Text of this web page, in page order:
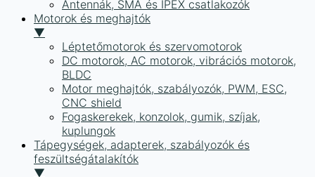
Antennák, SMA és IPEX csatlakozók
Motorok és meghajtók
▼
Léptetőmotorok és szervomotorok
DC motorok, AC motorok, vibrációs motorok,
BLDC
Motor meghajtók, szabályozók, PWM, ESC,
CNC shield
Fogaskerekek, konzolok, gumik, szíjak,
kuplungok
Tápegységek, adapterek, szabályozók és
feszültségátalakítók
▼